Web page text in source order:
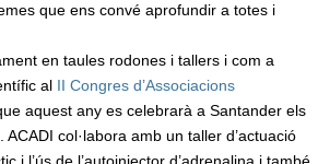
que ens convé aprofundir a totes i
en taules rodones i tallers i com a
al II Congres d’Associacions
aquest any es celebrarà a Santander els
col·labora amb un taller d’actuació